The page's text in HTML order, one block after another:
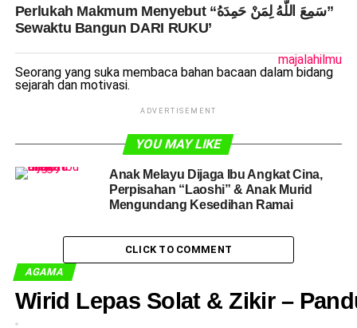
Perlukah Makmum Menyebut “سَمِعَ اللَّهُ لِمَنْ حَمِدَهُ”
Sewaktu Bangun DARI RUKU’
majalahilmu
Seorang yang suka membaca bahan bacaan dalam bidang
sejarah dan motivasi.
ADVERTISEMENT
YOU MAY LIKE
Anak Melayu Dijaga Ibu Angkat Cina,
Perpisahan “Laoshi” & Anak Murid
Mengundang Kesedihan Ramai
CLICK TO COMMENT
AGAMA
Wirid Lepas Solat & Zikir –